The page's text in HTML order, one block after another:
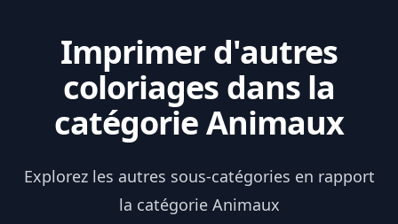
Imprimer d'autres
coloriages dans la
catégorie Animaux
Explorez les autres sous-catégories en rapport
la catégorie Animaux